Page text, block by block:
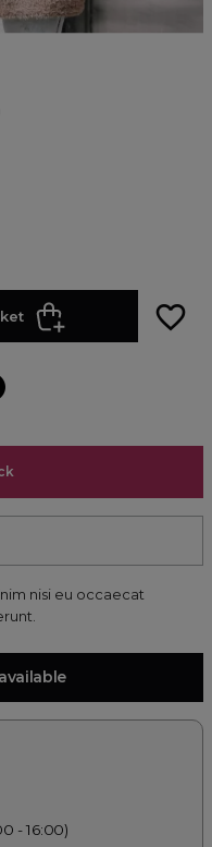
favorite_border
nisi eu occaecat
- 16:00)